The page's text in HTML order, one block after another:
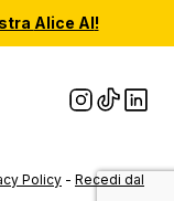
Alice AI!
Policy - Recedi dal